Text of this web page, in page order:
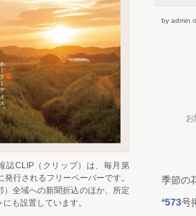
by admin
季節の
*573号
誌CLIP（クリップ）は、毎月第
発行されるフリーペーパーです。
）全域への新聞折込のほか、所定
にも設置しています。